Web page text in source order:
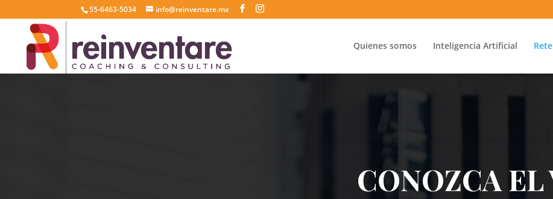
55-6463-5034 info@reinventare.mx
Quienes somos Inteligencia Artificial
CONOZCA